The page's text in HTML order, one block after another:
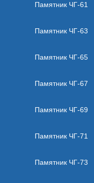
Памятник ЧГ-61
Памятник ЧГ-63
Памятник ЧГ-65
Памятник ЧГ-67
Памятник ЧГ-69
Памятник ЧГ-71
Памятник ЧГ-73